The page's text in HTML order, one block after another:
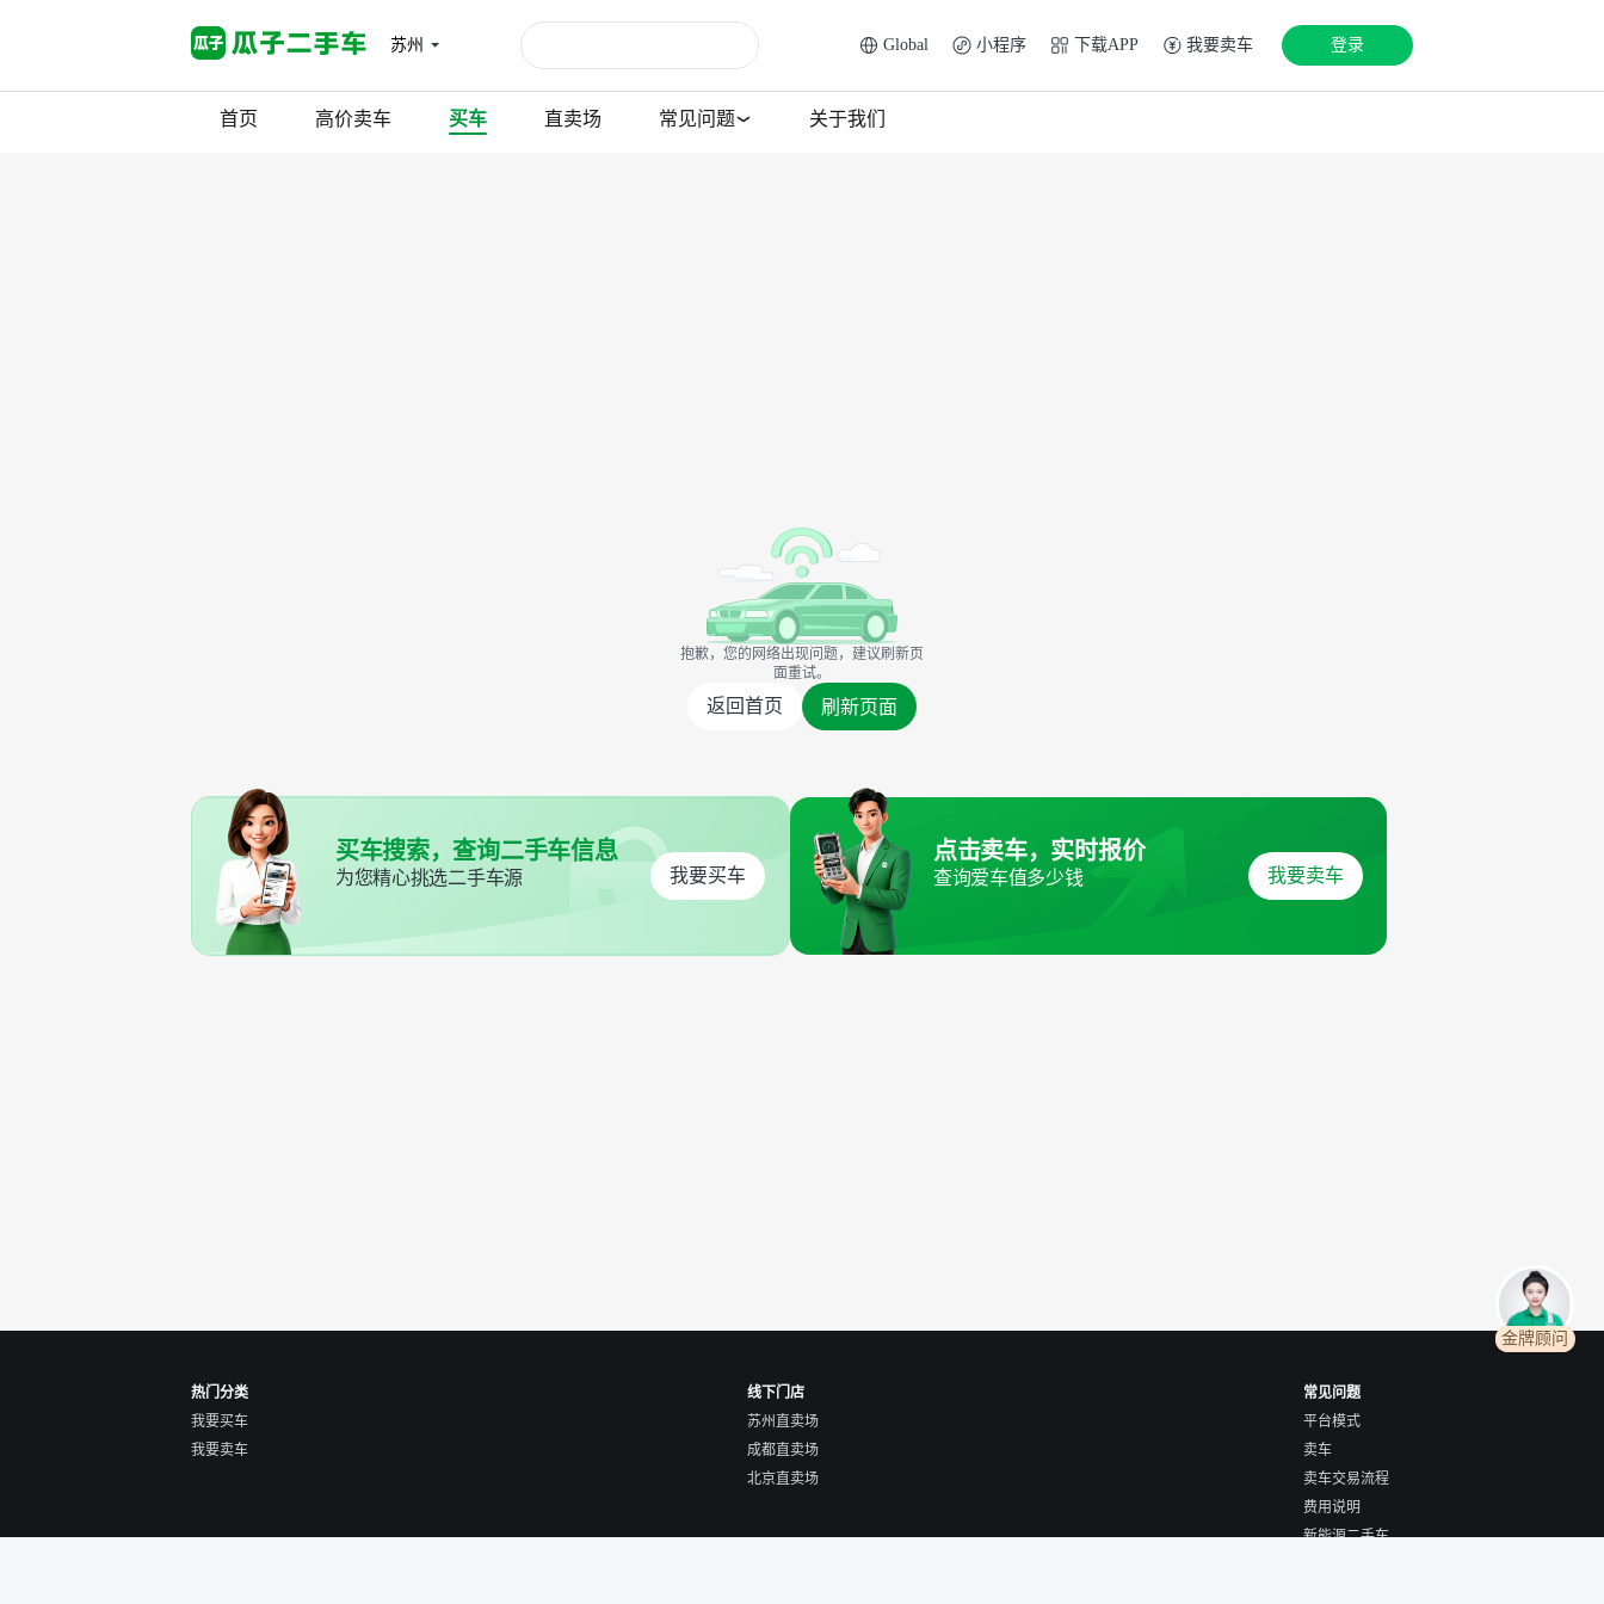
苏州 Global 小程序 下载APP 我要卖车 登录
首页 高价卖车 买车 直卖场 常见问题 关于我们
抱歉，您的网络出现问题，建议刷新页
面重试。
返回首页 刷新页面
买车搜索，查询二手车信息
为您精心挑选二手车源 我要买车
点击卖车，实时报价
查询爱车值多少钱 我要卖车
热门分类
我要买车
我要卖车
线下门店
苏州直卖场
成都直卖场
北京直卖场
常见问题
平台模式
卖车
卖车交易流程
费用说明
新能源二手车
金牌顾问